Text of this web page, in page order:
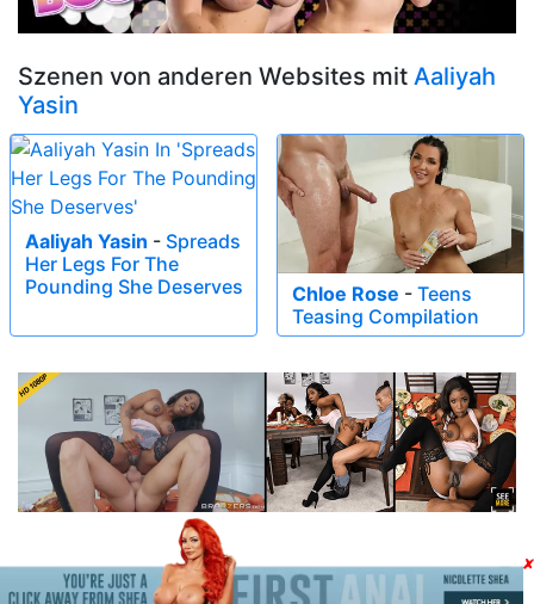
Szenen von anderen Websites mit Aaliyah
Yasin
Aaliyah Yasin - Spreads
Her Legs For The
Pounding She Deserves
Chloe Rose - Teens
Teasing Compilation